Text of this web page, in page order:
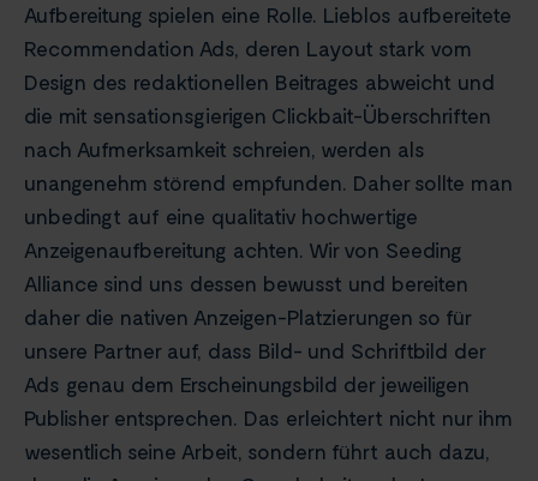
Aufbereitung spielen eine Rolle. Lieblos aufbereitete
Recommendation Ads, deren Layout stark vom
Design des redaktionellen Beitrages abweicht und
die mit sensationsgierigen Clickbait-Überschriften
nach Aufmerksamkeit schreien, werden als
unangenehm störend empfunden. Daher sollte man
unbedingt auf eine qualitativ hochwertige
Anzeigenaufbereitung achten. Wir von Seeding
Alliance sind uns dessen bewusst und bereiten
daher die nativen Anzeigen-Platzierungen so für
unsere Partner auf, dass Bild- und Schriftbild der
Ads genau dem Erscheinungsbild der jeweiligen
Publisher entsprechen. Das erleichtert nicht nur ihm
wesentlich seine Arbeit, sondern führt auch dazu,